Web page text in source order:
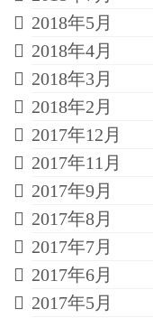
2018年5月
2018年4月
2018年3月
2018年2月
2017年12月
2017年11月
2017年9月
2017年8月
2017年7月
2017年6月
2017年5月